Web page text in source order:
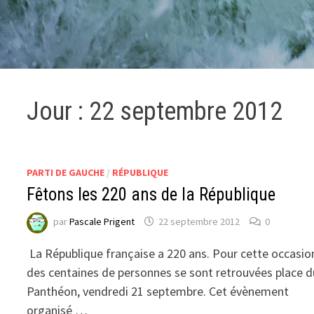
Jour : 22 septembre 2012
PARTI DE GAUCHE / RÉPUBLIQUE
Fêtons les 220 ans de la République
parPascale Prigent 22 septembre 2012 0
La République française a 220 ans. Pour cette
des centaines de personnes se sont retrouvées place
Panthéon, vendredi 21 septembre. Cet évènement
organisé …